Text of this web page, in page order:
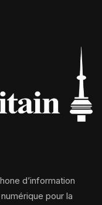
d’information
pour la